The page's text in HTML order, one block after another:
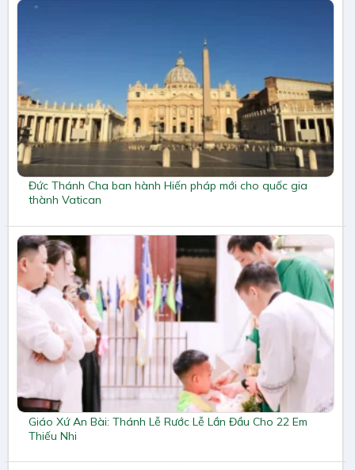
Đức Thánh Cha ban hành Hiến pháp mới cho quốc gia
thành Vatican
Giáo Xứ An Bài: Thánh Lễ Rước Lễ Lần Đầu Cho 22 Em
Thiếu Nhi